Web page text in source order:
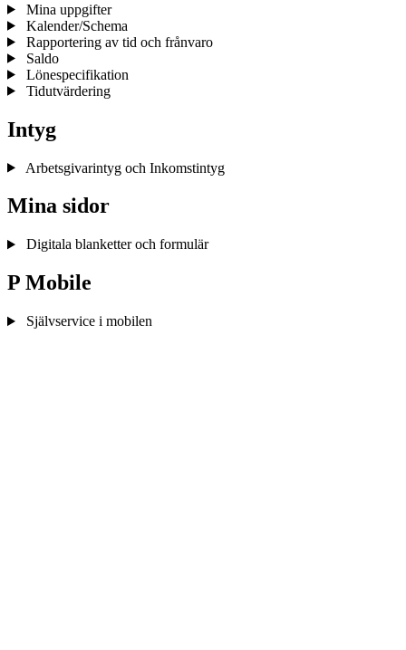
Mina uppgifter
Kalender/Schema
Rapportering av tid och frånvaro
Saldo
Lönespecifikation
Tidutvärdering
Intyg
Arbetsgivarintyg och Inkomstintyg
Mina sidor
Digitala blanketter och formulär
P Mobile
Självservice i mobilen